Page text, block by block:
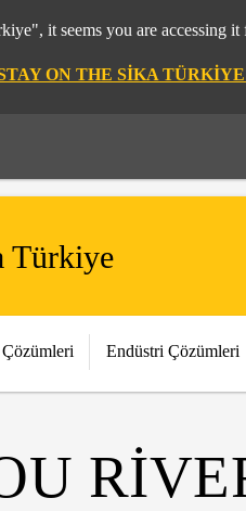
it seems you are
ON THE SIKA
Türkiye
Endüstri Çözümleri